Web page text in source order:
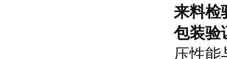
来料检
包装验
压性能